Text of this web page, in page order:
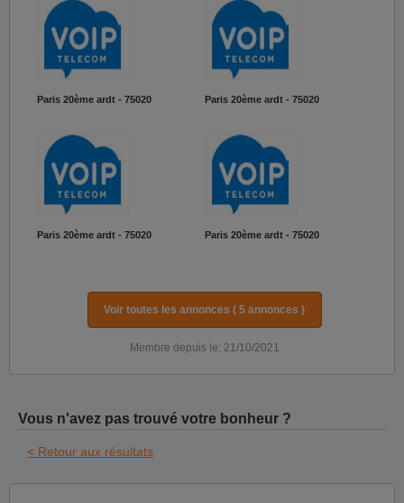
Paris 20ème ardt - 75020 Paris 20ème ardt - 75020
Paris 20ème ardt - 75020 Paris 20ème ardt - 75020
Voir toutes les annonces ( 5 annonces )
Membre depuis le: 21/10/2021
Vous n'avez pas trouvé votre bonheur ?
< Retour aux résultats